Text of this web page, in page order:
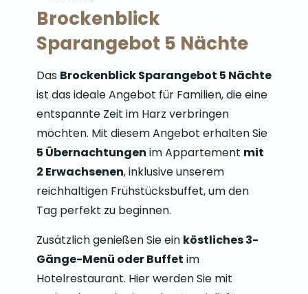
Brockenblick
Sparangebot 5 Nächte
Das Brockenblick Sparangebot 5 Nächte
ist das ideale Angebot für Familien, die eine
entspannte Zeit im Harz verbringen
möchten. Mit diesem Angebot erhalten Sie
5 Übernachtungen im Appartement mit
2 Erwachsenen, inklusive unserem
reichhaltigen Frühstücksbuffet, um den
Tag perfekt zu beginnen.
Zusätzlich genießen Sie ein köstliches 3-
Gänge-Menü oder Buffet im
Hotelrestaurant. Hier werden Sie mit